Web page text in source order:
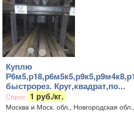
Куплю
быстрорез. Круг,квадрат,по...
Спрос 1 руб./кг.
Москва и Моск. обл., Новгородская обл.,